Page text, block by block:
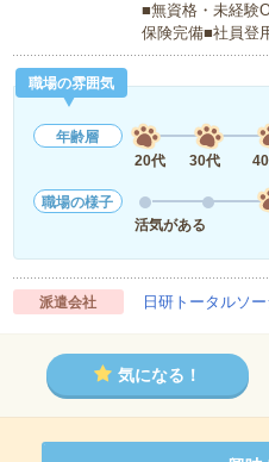
■無資格・未経験
保険完備■社員登
職場の雰囲気
年齢層
20代
30代
職場の様子
活気がある
派遣会社 日研トータルソ
気になる！